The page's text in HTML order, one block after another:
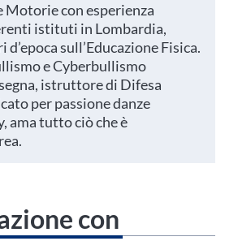
Motorie con esperienza
istituti in Lombardia,
sull’Educazione Fisica.
e Cyberbullismo
istruttore di Difesa
per passione danze
ama tutto ciò che è
con